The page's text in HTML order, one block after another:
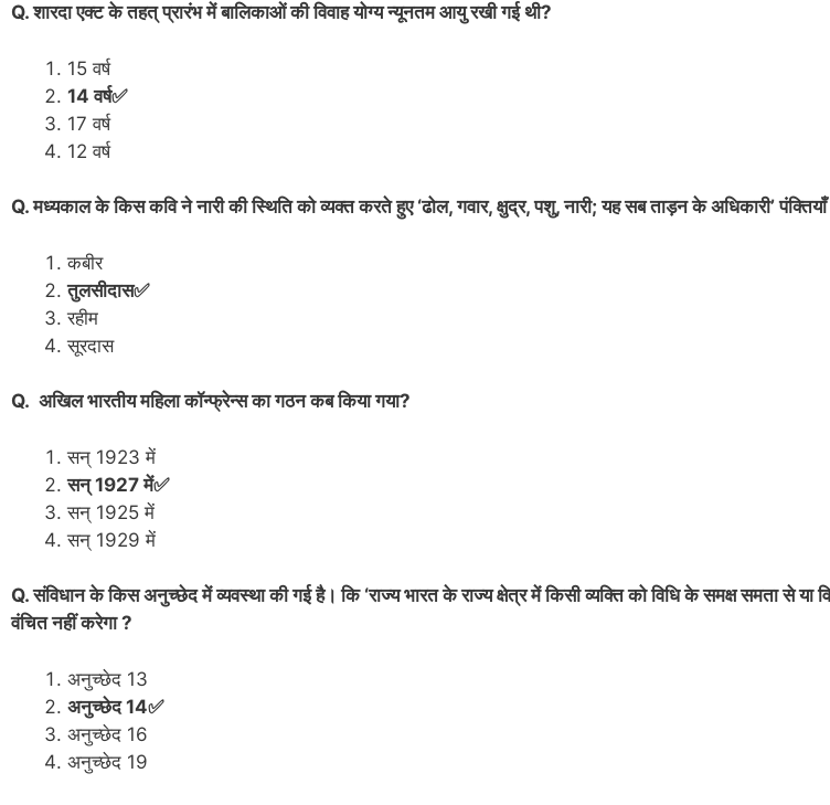
Q. शारदा एक्ट के तहत् प्रारंभ में बालिकाओं की विवाह योग्य न्यूनतम आयु रखी गई थी?
15 वर्ष
14 वर्ष✅
17 वर्ष
12 वर्ष
Q. मध्यकाल के किस कवि ने नारी की स्थिति को व्यक्त करते हुए ‘ढोल, गवार, क्षुद्र, पशु, नारी; यह सब ताड़न के अधिकारी’
कबीर
तुलसीदास✅
रहीम
सूरदास
Q. अखिल भारतीय महिला कॉन्फ्रेन्स का गठन कब किया गया?
सन् 1923 में
सन् 1927 में✅
सन् 1925 में
सन् 1929 में
Q. संविधान के किस अनुच्छेद में व्यवस्था की गई है। कि ‘राज्य भारत के राज्य क्षेत्र में किसी व्यक्ति को विधि के समक्ष समता से या
वंचित नहीं करेगा ?
अनुच्छेद 13
अनुच्छेद 14✅
अनुच्छेद 16
अनुच्छेद 19